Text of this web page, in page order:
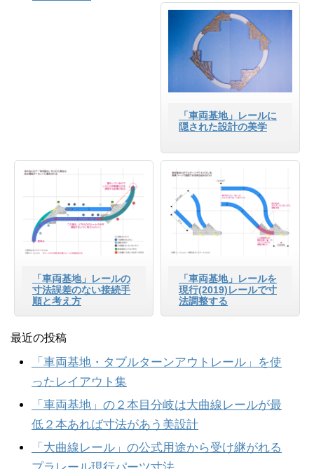
「車両基地」レールに
隠された設計の美学
「車両基地」レールの
寸法誤差のない接続手
順と考え方
「車両基地」レールを
現行(2019)レールで寸
法調整する
最近の投稿
「車両基地・タブルターンアウトレール」を使
ったレイアウト集
「車両基地」の２本目分岐は大曲線レールが最
低２本あれば寸法があう美設計
「大曲線レール」の公式用途から受け継がれる